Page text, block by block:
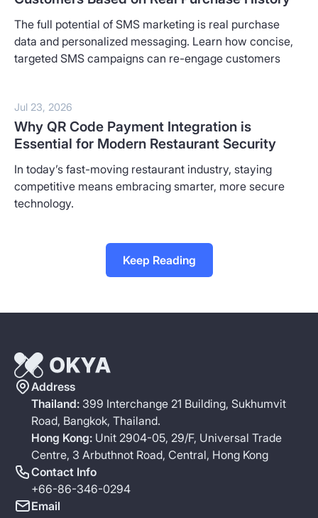
The full potential of SMS marketing is real purchase
data and personalized messaging. Learn how concise,
targeted SMS campaigns can re-engage customers
Jul 23, 2026
Why QR Code Payment Integration is
Essential for Modern Restaurant Security
In today’s fast-moving restaurant industry, staying
competitive means embracing smarter, more secure
technology.
Keep Reading
Address
Thailand: 399 Interchange 21 Building, Sukhumvit
Road, Bangkok, Thailand.
Hong Kong: Unit 2904-05, 29/F, Universal Trade
Centre, 3 Arbuthnot Road, Central, Hong Kong
Contact Info
+66-86-346-0294
Email